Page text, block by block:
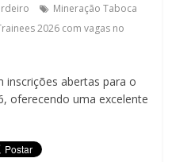
Mineração Taboca
2026 com vagas no
inscrições abertas para o
oferecendo uma excelente